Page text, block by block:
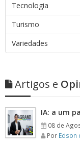
Tecnologia
Turismo
Variedades
Artigos e
IA: a um
08 de
Por Edson